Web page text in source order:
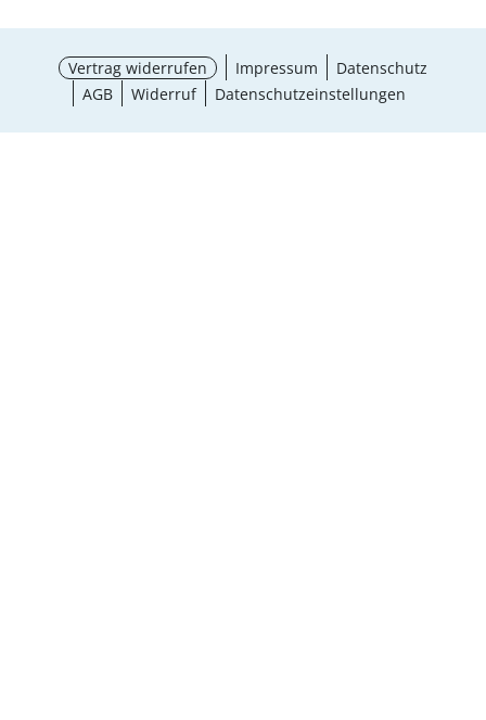
Vertrag widerrufen Impressum
Datenschutz
AGB
Widerruf Datenschutzeinstellungen